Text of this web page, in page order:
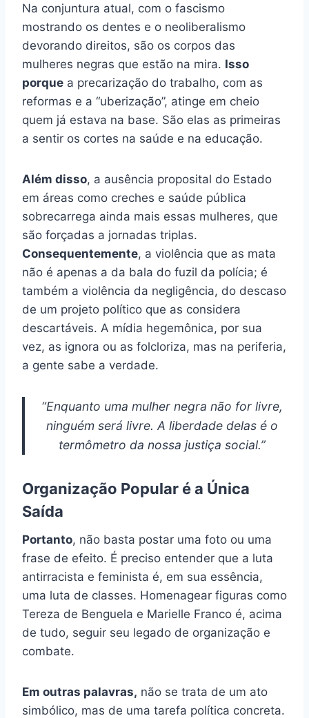
Na conjuntura atual, com o fascismo
mostrando os dentes e o neoliberalismo
devorando direitos, são os corpos das
mulheres negras que estão na mira. Isso
porque a precarização do trabalho, com as
reformas e a “uberização”, atinge em cheio
quem já estava na base. São elas as primeiras
a sentir os cortes na saúde e na educação.
Além disso, a ausência proposital do Estado
em áreas como creches e saúde pública
sobrecarrega ainda mais essas mulheres, que
são forçadas a jornadas triplas.
Consequentemente, a violência que as mata
não é apenas a da bala do fuzil da polícia; é
também a violência da negligência, do descaso
de um projeto político que as considera
descartáveis. A mídia hegemônica, por sua
vez, as ignora ou as folcloriza, mas na periferia,
a gente sabe a verdade.
“Enquanto uma mulher negra não for livre,
ninguém será livre. A liberdade delas é o
termômetro da nossa justiça social.”
Organização Popular é a Única
Saída
Portanto, não basta postar uma foto ou uma
frase de efeito. É preciso entender que a luta
antirracista e feminista é, em sua essência,
uma luta de classes. Homenagear figuras como
Tereza de Benguela e Marielle Franco é, acima
de tudo, seguir seu legado de organização e
combate.
Em outras palavras, não se trata de um ato
simbólico, mas de uma tarefa política concreta.